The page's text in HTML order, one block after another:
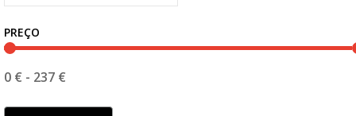
PREÇO
0 € - 237 €